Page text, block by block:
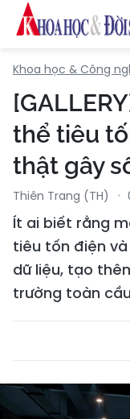
Khoa học & Công
thể tiêu
thật gây
Thiên Trang (TH)
Ít ai biết rằng
tiêu tốn điện
dữ liệu, tạo
trường toàn